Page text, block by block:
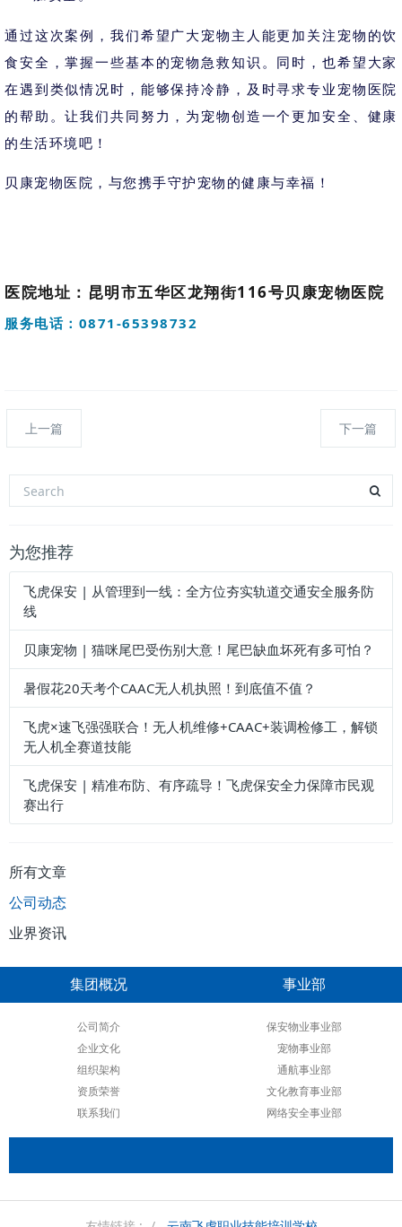
通过这次案例，我们希望广大宠物主人能更加关注宠物的饮
食安全，掌握一些基本的宠物急救知识。同时，也希望大家
在遇到类似情况时，能够保持冷静，及时寻求专业宠物医院
的帮助。让我们共同努力，为宠物创造一个更加安全、健康
的生活环境吧！
贝康宠物医院，与您携手守护宠物的健康与幸福！
医院地址：昆明市五华区龙翔街116号贝康宠物医院
服务电话：0871-65398732
上一篇 下一篇
为您推荐
飞虎保安 | 从管理到一线：全方位夯实轨道交通安全服务防
线
贝康宠物 | 猫咪尾巴受伤别大意！尾巴缺血坏死有多可怕？
暑假花20天考个CAAC无人机执照！到底值不值？
飞虎×速飞强强联合！无人机维修+CAAC+装调检修工，解锁
无人机全赛道技能
飞虎保安 | 精准布防、有序疏导！飞虎保安全力保障市民观
赛出行
所有文章
公司动态
业界资讯
集团概况
公司简介
企业文化
组织架构
资质荣誉
联系我们
事业部
保安物业事业部
宠物事业部
通航事业部
文化教育事业部
网络安全事业部